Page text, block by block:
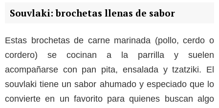
Souvlaki: brochetas llenas de sabor
Estas brochetas de carne marinada (pollo, cerdo o
cordero) se cocinan a la parrilla y suelen
acompañarse con pan pita, ensalada y tzatziki. El
souvlaki tiene un sabor ahumado y especiado que lo
convierte en un favorito para quienes buscan algo